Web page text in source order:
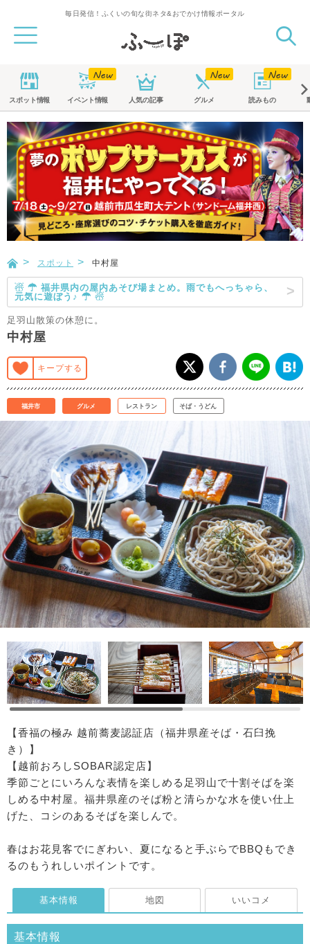
毎日発信！ふくいの旬な街ネタ&おでかけ情報ポータル
スポット情報 イベント情報 人気の記事 グルメ 読みもの
スポット 中村屋
☃ ☂ 福井県内の屋内あそび場まとめ。雨でもへっちゃら、
元気に遊ぼう♪ ☂ ☃
足羽山散策の休憩に。
中村屋
キープする
福井市 グルメ レストラン そば・うどん
【香福の極み 越前蕎麦認証店（福井県産そば・石臼挽
き）】
【越前おろしSOBAR認定店】
季節ごとにいろんな表情を楽しめる足羽山で十割そばを楽
しめる中村屋。福井県産のそば粉と清らかな水を使い仕上
げた、コシのあるそばを楽しんで。
春はお花見客でにぎわい、夏になると手ぶらでBBQもでき
るのもうれしいポイントです。
基本情報 地図 いいコメ
基本情報